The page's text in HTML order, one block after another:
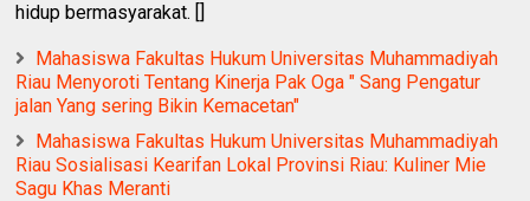
hidup bermasyarakat. []
Mahasiswa Fakultas Hukum Universitas Muhammadiyah
Riau Menyoroti Tentang Kinerja Pak Oga " Sang Pengatur
jalan Yang sering Bikin Kemacetan"
Mahasiswa Fakultas Hukum Universitas Muhammadiyah
Riau Sosialisasi Kearifan Lokal Provinsi Riau: Kuliner Mie
Sagu Khas Meranti